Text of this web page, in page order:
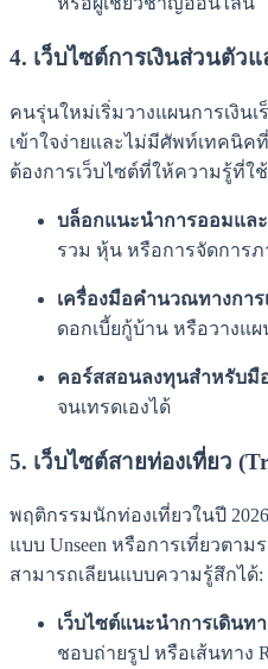
4. เว็บไซต์การเงินส่วนตัว
คนรุ่นใหม่เริ่มวางแผนการเงิน
เข้าใจง่ายและไม่มีศัพท์เทคนิค
ต้องการเว็บไซต์ที่ให้ความรู้ที่ใ
บล็อกแนะนำการออมแล
รวม หุ้น หรือการจัดการภ
เครื่องมือคำนวณทางการ
ดอกเบี้ยกู้บ้าน หรือวางแ
คอร์สสอนลงทุนสำหรับมื
จนเทรดเองได้
5. เว็บไซต์สายท่องเที่ยว
พฤติกรรมนักท่องเที่ยวในปี
แบบ Unseen หรือการเที่ยวตา
สามารถเลียนแบบความรู้สึกได้:
เว็บไซต์แนะนำการเดินท
ชอบถ่ายรูป หรือเส้นทาง